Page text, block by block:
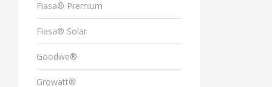
Fiasa® Premium
Fiasa® Solar
Goodwe®
Growatt®